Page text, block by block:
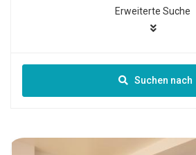
Erweiterte Suche
Suchen nach